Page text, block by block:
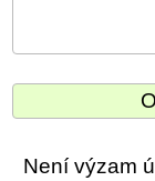
Není výzam